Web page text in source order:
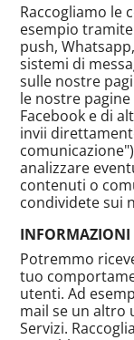
Raccogliamo le
esempio
push,
sistemi di
sulle nostre
le nostre
Facebook e di
invii
analizzare
contenuti o
condividete sui
INFORMAZIONI
Potremmo
tuo
utenti. Ad
mail se un altro
Servizi.